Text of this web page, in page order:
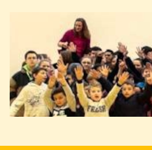
tartalomra